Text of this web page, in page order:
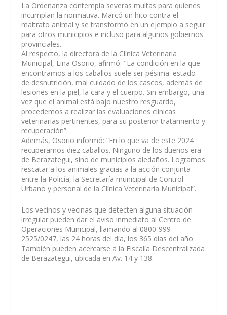
La Ordenanza contempla severas multas para quienes
incumplan la normativa. Marcó un hito contra el
maltrato animal y se transformó en un ejemplo a seguir
para otros municipios e incluso para algunos gobiernos
provinciales.
Al respecto, la directora de la Clínica Veterinaria
Municipal, Lina Osorio, afirmó: "La condición en la que
encontramos a los caballos suele ser pésima: estado
de desnutrición, mal cuidado de los cascos, además de
lesiones en la piel, la cara y el cuerpo. Sin embargo, una
vez que el animal está bajo nuestro resguardo,
procedemos a realizar las evaluaciones clínicas
veterinarias pertinentes, para su posterior tratamiento y
recuperación”.
Además, Osorio informó: “En lo que va de este 2024
recuperamos diez caballos. Ninguno de los dueños era
de Berazategui, sino de municipios aledaños. Logramos
rescatar a los animales gracias a la acción conjunta
entre la Policía, la Secretaría municipal de Control
Urbano y personal de la Clínica Veterinaria Municipal”.
Los vecinos y vecinas que detecten alguna situación
irregular pueden dar el aviso inmediato al Centro de
Operaciones Municipal, llamando al 0800-999-
2525/0247, las 24 horas del día, los 365 días del año.
También pueden acercarse a la Fiscalía Descentralizada
de Berazategui, ubicada en Av. 14 y 138.